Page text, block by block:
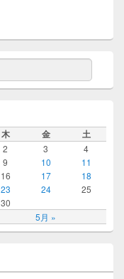
木 金 土
5月 »
2 3
4
9 10
11
16 17
18
23 24
25
30